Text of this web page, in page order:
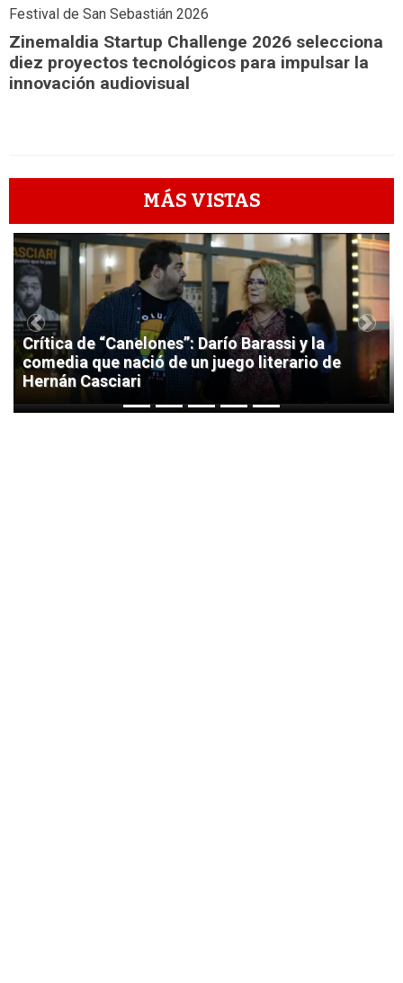
Festival de San Sebastián 2026
Zinemaldia Startup Challenge 2026 selecciona
diez proyectos tecnológicos para impulsar la
innovación audiovisual
MÁS VISTAS
1
Crítica de “Canelones”: Darío Barassi y la
comedia que nació de un juego literario de
Hernán Casciari
Previous Next